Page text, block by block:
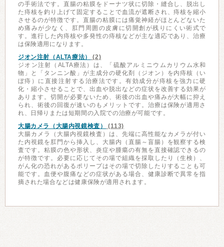
の手術法です。直腸の粘膜をドーナツ状に切除・縫合し、脱出し
た痔核を釣り上げて固定することで血流が遮断され、痔核を縮小
させるのが特徴です。直腸の粘膜には痛覚神経がほとんどないた
め痛みが少なく、肛門周囲の皮膚に切開創が残りにくい術式で
す。進行した内痔核や多発性の痔核などが主な適応であり、治療
は保険適用になります。
ジオン注射（ALTA療法）
(2)
ジオン注射（ALTA療法）は、「硫酸アルミニウムカリウム水和
物」と「タンニン酸」が主成分の硬化剤（ジオン）を内痔核（い
ぼ痔）に直接注射する治療法です。有効成分が痔核を強力に硬
化・縮小させることで、出血や脱出などの症状を改善する効果が
あります。切開が必要ないため、術後の出血や痛みが大幅に抑え
られ、術後の回復が速いのもメリットです。治療は保険が適用さ
れ、日帰りまたは短期間の入院での治療が可能です。
大腸カメラ（大腸内視鏡検査）
(113)
大腸カメラ（大腸内視鏡検査）は、先端に高性能なカメラが付い
た内視鏡を肛門から挿入し、大腸内（直腸～盲腸）を観察する検
査です。粘膜の色や形状、炎症や腫瘍の有無を直接確認できるの
が特徴です。必要に応じてその場で組織を採取したり（生検）、
がん化の恐れがあるポリープはその場で切除したりすることも可
能です。血便や腹痛などの症状がある場合、健康診断で異常を指
摘された場合などは健康保険が適用されます。